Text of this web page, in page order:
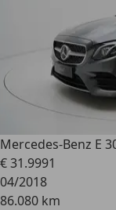
Mercedes-Benz E
€ 31.9991
04/2018
86.080 km